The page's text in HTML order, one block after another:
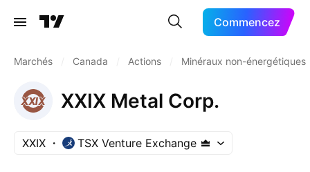
Commencez
Marchés Canada Actions Minéraux non-énergétiques
XXIX Metal Corp.
XXIX TSX Venture Exchange